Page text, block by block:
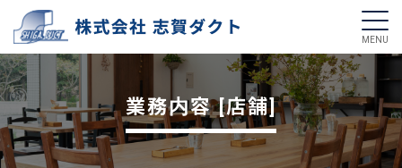
業務内容 [店舗]